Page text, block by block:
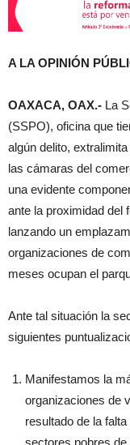
A LA OPINIÓN
OAXACA, OAX.- La
(SSPO), oficina que
algún delito,
las cámaras del
una evidente
ante la proximidad del
lanzando un
organizaciones de
meses ocupan el
Ante tal situación la
siguientes
Manifestamos la
organizaciones de
resultado de la
sectores pobres de